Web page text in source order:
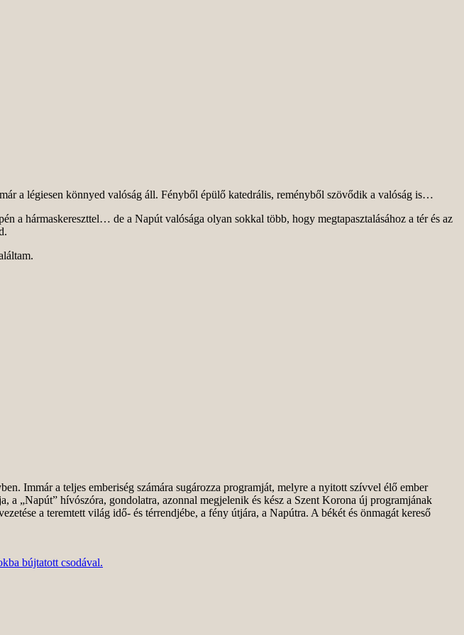
a légiesen könnyed valóság áll. Fényből épülő katedrális, reményből szövődik a valóság is…
a hármaskereszttel… de a Napút valósága olyan sokkal több, hogy megtapasztalásához a tér és az
Immár a teljes emberiség számára sugározza programját, melyre a nyitott szívvel élő ember
a „Napút” hívószóra, gondolatra, azonnal megjelenik és kész a Szent Korona új programjának
a teremtett világ idő- és térrendjébe, a fény útjára, a Napútra. A békét és önmagát kereső
bújtatott csodával.